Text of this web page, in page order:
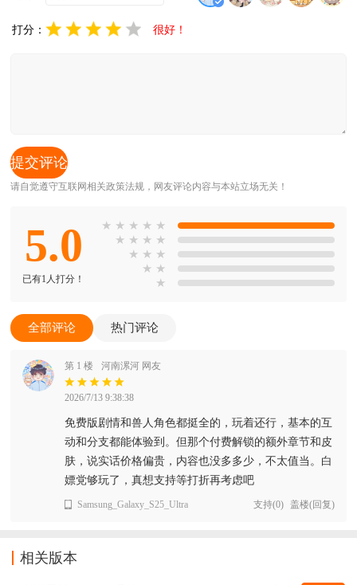
打分： 很好！
请自觉遵守互联网相关政策法规，网友评论内容与本站立场无关！
5.0
已有1人打分！
★ ★ ★ ★ ★
★ ★ ★ ★
★ ★ ★
★ ★
★
全部评论 热门评论
第 1 楼 河南漯河 网友
2026/7/13 9:38:38
免费版剧情和兽人角色都挺全的，玩着还行，基本的互
动和分支都能体验到。但那个付费解锁的额外章节和皮
肤，说实话价格偏贵，内容也没多多少，不太值当。白
嫖党够玩了，真想支持等打折再考虑吧
Samsung_Galaxy_S25_Ultra 支持(0) 盖楼(回复)
相关版本